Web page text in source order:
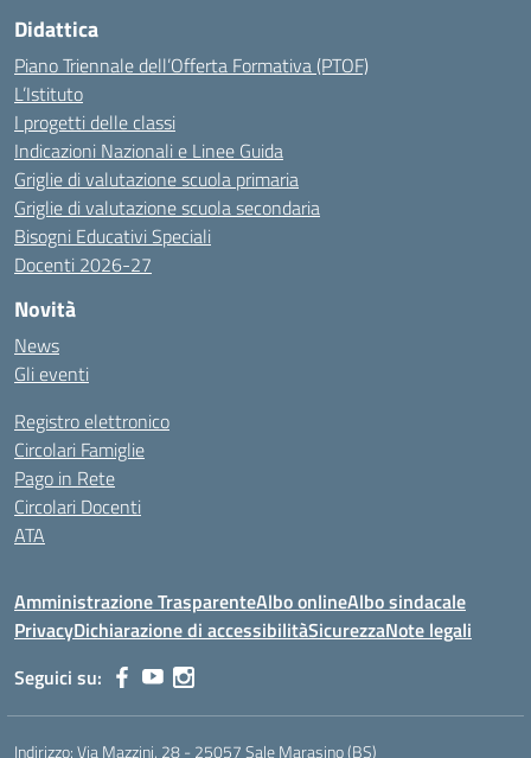
Didattica
Piano Triennale dell’Offerta Formativa (PTOF)
L’Istituto
I progetti delle classi
Indicazioni Nazionali e Linee Guida
Griglie di valutazione scuola primaria
Griglie di valutazione scuola secondaria
Bisogni Educativi Speciali
Docenti 2026-27
Novità
News
Gli eventi
Registro elettronico
Circolari Famiglie
Pago in Rete
Circolari Docenti
ATA
Amministrazione TrasparenteAlbo onlineAlbo sindacale
PrivacyDichiarazione di accessibilitàSicurezzaNote legali
Seguici su:
Indirizzo:Via Mazzini, 28 - 25057 Sale Marasino (BS)